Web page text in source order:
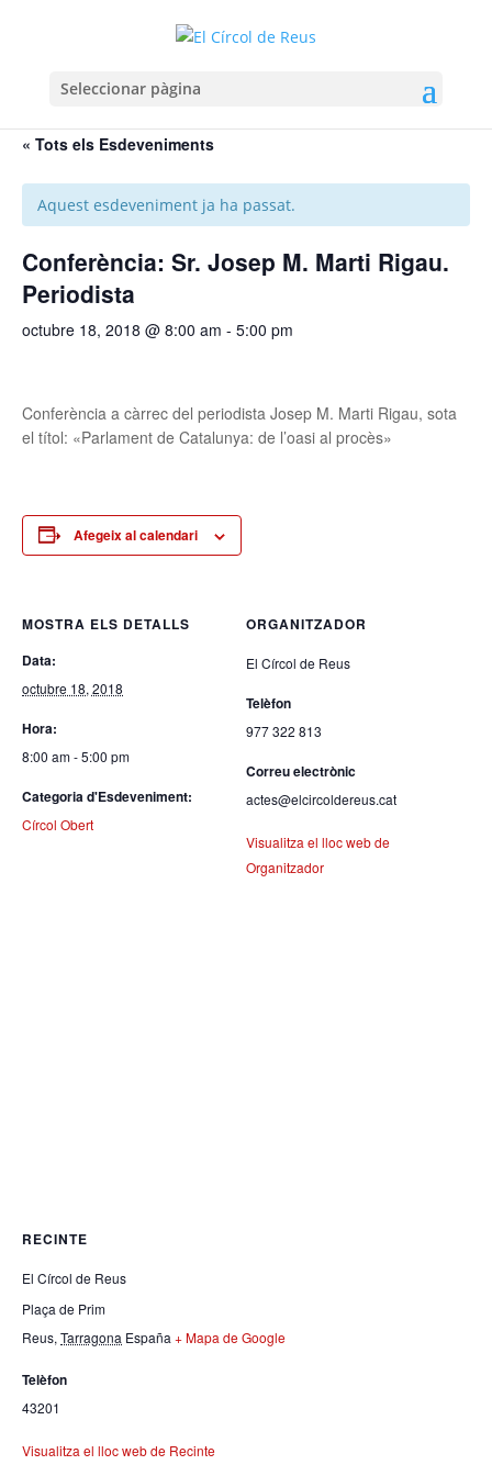
Seleccionar pàgina
« Tots els Esdeveniments
Aquest esdeveniment ja ha passat.
Conferència: Sr. Josep M. Marti Rigau.
Periodista
octubre 18, 2018 @ 8:00 am - 5:00 pm
Conferència a càrrec del periodista Josep M. Marti Rigau, sota
el títol: «Parlament de Catalunya: de l’oasi al procès»
Afegeix al calendari
MOSTRA ELS DETALLS
Data:
octubre 18, 2018
Hora:
8:00 am - 5:00 pm
Categoria d'Esdeveniment:
Círcol Obert
ORGANITZADOR
El Círcol de Reus
Telèfon
977 322 813
Correu electrònic
actes@elcircoldereus.cat
Visualitza el lloc web de
Organitzador
RECINTE
El Círcol de Reus
Plaça de Prim
Reus, Tarragona España + Mapa de Google
Telèfon
43201
Visualitza el lloc web de Recinte